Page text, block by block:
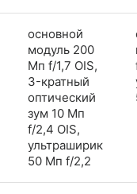
основной
модуль 200
Мп f/1,7 OIS,
3-кратный
оптический
зум 10 Мп
f/2,4 OIS,
ультраширик
50 Мп f/2,2